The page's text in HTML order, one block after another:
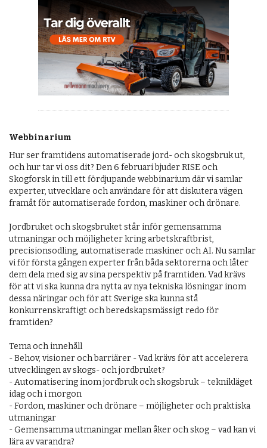
Webbinarium
Hur ser framtidens automatiserade jord- och skogsbruk ut,
och hur tar vi oss dit? Den 6 februari bjuder RISE och
Skogforsk in till ett fördjupande webbinarium där vi samlar
experter, utvecklare och användare för att diskutera vägen
framåt för automatiserade fordon, maskiner och drönare.
Jordbruket och skogsbruket står inför gemensamma
utmaningar och möjligheter kring arbetskraftbrist,
precisionsodling, automatiserade maskiner och AI. Nu samlar
vi för första gången experter från båda sektorerna och låter
dem dela med sig av sina perspektiv på framtiden. Vad krävs
för att vi ska kunna dra nytta av nya tekniska lösningar inom
dessa näringar och för att Sverige ska kunna stå
konkurrenskraftigt och beredskapsmässigt redo för
framtiden?
Tema och innehåll
- Behov, visioner och barriärer - Vad krävs för att accelerera
utvecklingen av skogs- och jordbruket?
- Automatisering inom jordbruk och skogsbruk – teknikläget
idag och i morgon
- Fordon, maskiner och drönare – möjligheter och praktiska
utmaningar
- Gemensamma utmaningar mellan åker och skog – vad kan vi
lära av varandra?